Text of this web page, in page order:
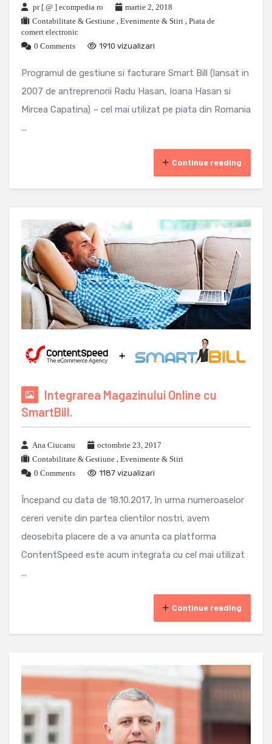
pr [ @ ] ecompedia ro
martie 2, 2018
Contabilitate & Gestiune , Evenimente & Stiri , Piata de
comert electronic
0 Comments
1910 vizualizari
Programul de gestiune si facturare Smart Bill (lansat in
2007 de antreprenorii Radu Hasan, Ioana Hasan si
Mircea Capatina) – cel mai utilizat pe piata din Romania
...
Continue reading
Integrarea Magazinului Online cu
SmartBill.
Ana Ciucanu
octombrie 23, 2017
Contabilitate & Gestiune , Evenimente & Stiri
0 Comments
1187 vizualizari
Începand cu data de 18.10.2017, în urma numeroaselor
cereri venite din partea clientilor nostri, avem
deosebita placere de a va anunta ca platforma
ContentSpeed este acum integrata cu cel mai utilizat
...
Continue reading